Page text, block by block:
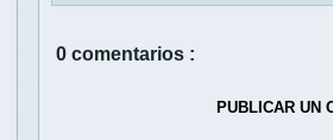
0 comentarios :
PUBLICAR UN